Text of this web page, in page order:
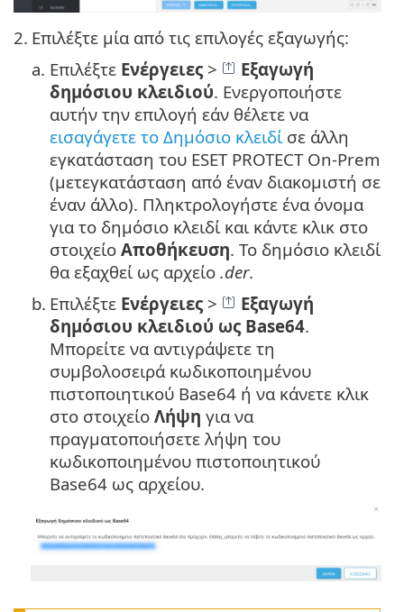
2. Επιλέξτε μία από τις επιλογές εξαγωγής:
a. Επιλέξτε Ενέργειες >
Εξαγωγή
δημόσιου κλειδιού. Ενεργοποιήστε
αυτήν την επιλογή εάν θέλετε να
εισαγάγετε το Δημόσιο κλειδί σε άλλη
εγκατάσταση του ESET PROTECT On-Prem
(μετεγκατάσταση από έναν διακομιστή σε
έναν άλλο). Πληκτρολογήστε ένα όνομα
για το δημόσιο κλειδί και κάντε κλικ στο
στοιχείο Αποθήκευση. Το δημόσιο κλειδί
θα εξαχθεί ως αρχείο .der.
b. Επιλέξτε Ενέργειες >
Εξαγωγή
δημόσιου κλειδιού ως Base64.
Μπορείτε να αντιγράψετε τη
συμβολοσειρά κωδικοποιημένου
πιστοποιητικού Base64 ή να κάνετε κλικ
στο στοιχείο Λήψη για να
πραγματοποιήσετε λήψη του
κωδικοποιημένου πιστοποιητικού
Base64 ως αρχείου.